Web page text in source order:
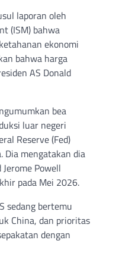
laporan oleh
(ISM) bahwa
ekonomi
bahwa harga
AS Donald
bea
luar negeri
Reserve (Fed)
Dia mengatakan dia
Powell
pada Mei 2026.
sedang bertemu
China, dan prioritas
dengan